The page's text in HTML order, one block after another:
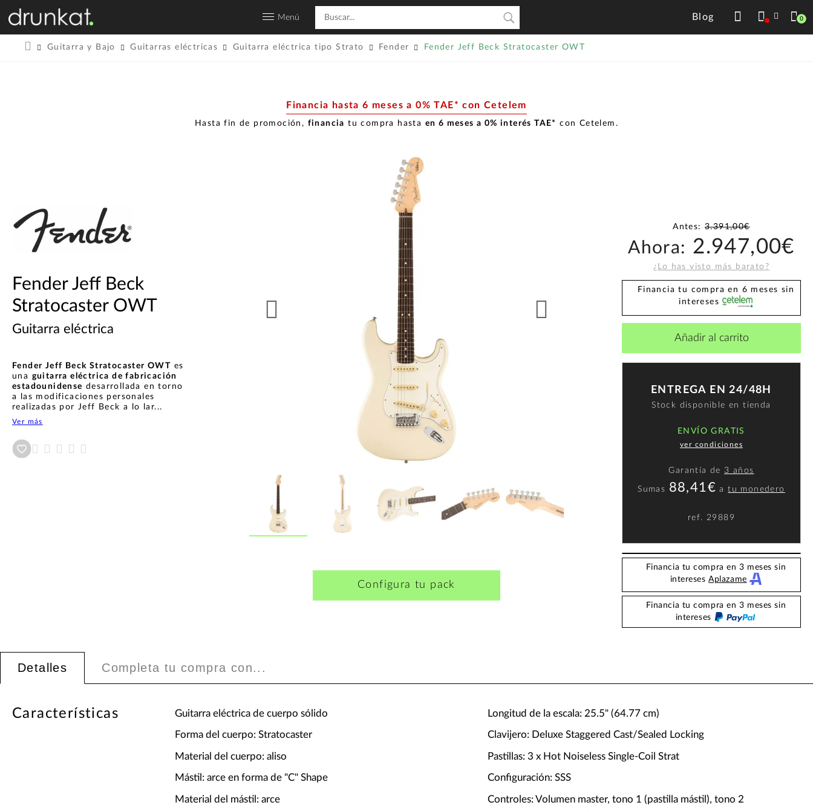
Menú Blog 0
Guitarra y Bajo Guitarras eléctricas Guitarra eléctrica tipo Strato Fender Fender Jeff Beck Stratocaster OWT
Financia hasta 6 meses a 0% TAE* con Cetelem
Hasta fin de promoción, financia tu compra hasta en 6 meses a 0% interés TAE* con Cetelem.
Fender Jeff Beck
Stratocaster OWT
Guitarra eléctrica
Fender Jeff Beck Stratocaster OWT es
una guitarra eléctrica de fabricación
estadounidense desarrollada en torno
a las modificaciones personales
realizadas por Jeff Beck a lo lar...
Ver más
Añadir a wishlist
Configura tu pack
Antes:3.391,00€
Ahora: 2.947,00€
¿Lo has visto más barato?
Financia tu compra en 6 meses sin
intereses
Añadir al carrito
ENTREGA EN 24/48H
Stock disponible en tienda
ENVÍO GRATIS
ver condiciones
Garantía de 3 años
Sumas 88,41€ atu monedero
ref. 29889
Financia tu compra en 3 meses sin
interesesAplazame
Financia tu compra en 3 meses sin
intereses
Detalles Completa tu compra con...
Características Guitarra eléctrica de cuerpo sólido
Forma del cuerpo: Stratocaster
Material del cuerpo: aliso
Mástil: arce en forma de "C" Shape
Material del mástil: arce
Longitud de la escala: 25.5" (64.77 cm)
Clavijero: Deluxe Staggered Cast/Sealed Locking
Pastillas: 3 x Hot Noiseless Single-Coil Strat
Configuración: SSS
Controles: Volumen master, tono 1 (pastilla mástil), tono 2